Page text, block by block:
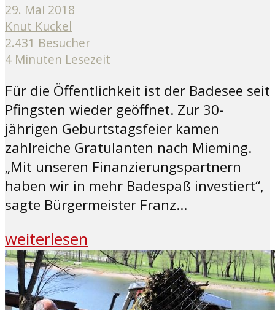
29. Mai 2018
Knut Kuckel
2.431 Besucher
4 Minuten Lesezeit
Für die Öffentlichkeit ist der Badesee seit
Pfingsten wieder geöffnet. Zur 30-
jährigen Geburtstagsfeier kamen
zahlreiche Gratulanten nach Mieming.
„Mit unseren Finanzierungspartnern
haben wir in mehr Badespaß investiert“,
sagte Bürgermeister Franz...
weiterlesen